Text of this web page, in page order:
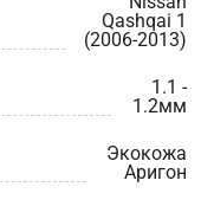
Qashqai 1
(2006-2013)
1.1 -
1.2мм
Экокожа
Аригон